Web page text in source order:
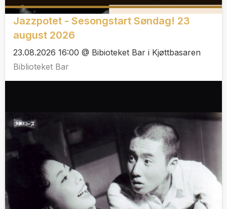
Jazzpotet - Sesongstart Søndag! 23
august 2026
23.08.2026 16:00 @ Bibioteket Bar i Kjøttbasaren
Biblioteket Bar